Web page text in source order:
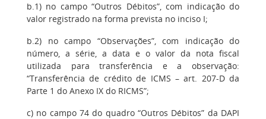
b.1) no campo “Outros Débitos”, com indicação do
valor registrado na forma prevista no inciso I;
b.2) no campo “Observações”, com indicação do
número, a série, a data e o valor da nota fiscal
utilizada para transferência e a observação:
“Transferência de crédito de ICMS – art. 207-D da
Parte 1 do Anexo IX do RICMS”;
c) no campo 74 do quadro “Outros Débitos” da DAPI